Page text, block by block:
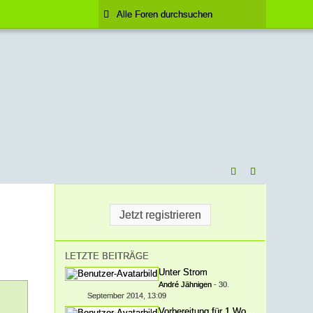
Jetzt registrieren
LETZTE BEITRÄGE
Unter Strom
André Jähnigen -30.
September 2014, 13:09